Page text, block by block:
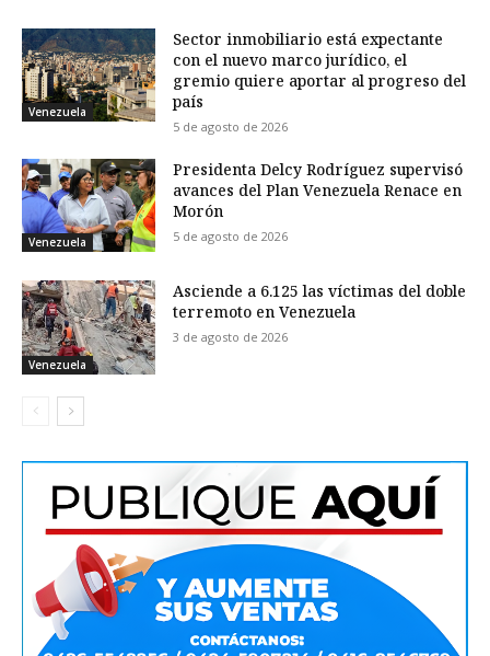
Venezuela
Sector inmobiliario está expectante
con el nuevo marco jurídico, el
gremio quiere aportar al progreso del
país
5 de agosto de 2026
Venezuela
Presidenta Delcy Rodríguez supervisó
avances del Plan Venezuela Renace en
Morón
5 de agosto de 2026
Venezuela
Asciende a 6.125 las víctimas del doble
terremoto en Venezuela
3 de agosto de 2026